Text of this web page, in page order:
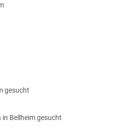
gesucht
Bellheim gesucht